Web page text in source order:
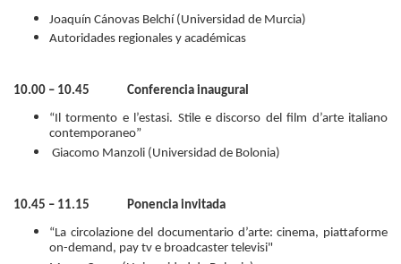
Joaquín Cánovas Belchí (Universidad de Murcia)
Autoridades regionales y académicas
10.00 – 10.45 Conferencia inaugural
“Il tormento e l’estasi. Stile e discorso del film d’arte italiano
contemporaneo”
Giacomo Manzoli (Universidad de Bolonia)
10.45 – 11.15 Ponencia invitada
“La circolazione del documentario d’arte: cinema, piattaforme
on-demand, pay tv e broadcaster televisi"